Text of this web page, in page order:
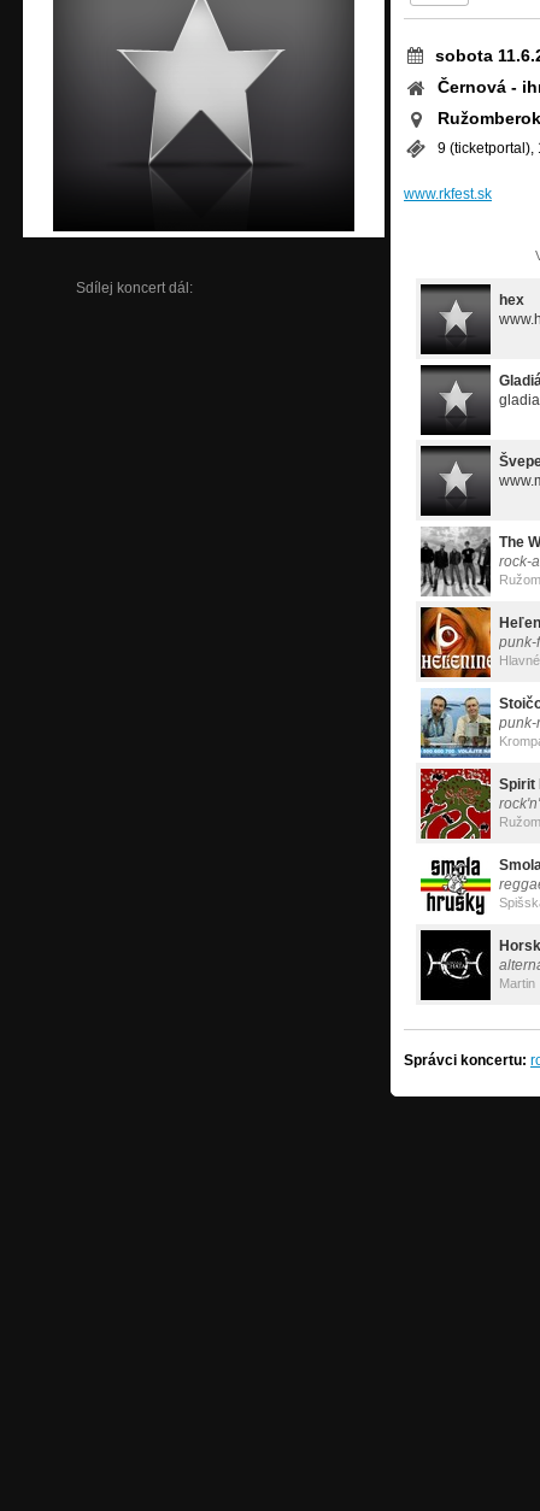
Sdílej koncert dál:
sobota
Černová -
9 (ticketportal),
www.rkfest.sk
hex
The
rock-
punk-
punk-
Spirit
Martin
Správci koncertu: